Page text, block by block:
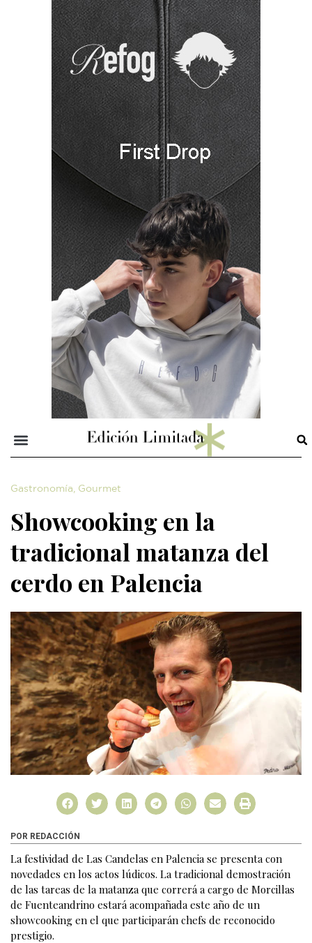
Gastronomía, Gourmet
Showcooking en la
tradicional matanza del
cerdo en Palencia
POR REDACCIÓN
La festividad de Las Candelas en Palencia se presenta con
novedades en los actos lúdicos. La tradicional demostración
de las tareas de la matanza que correrá a cargo de Morcillas
de Fuenteandrino estará acompañada este año de un
showcooking en el que participarán chefs de reconocido
prestigio.